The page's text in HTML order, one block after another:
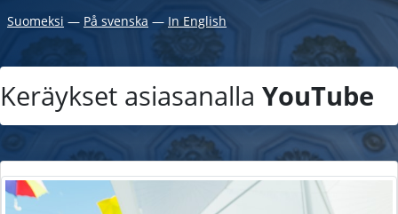
Suomeksi ― På svenska ― In English
Keräykset asiasanalla YouTube